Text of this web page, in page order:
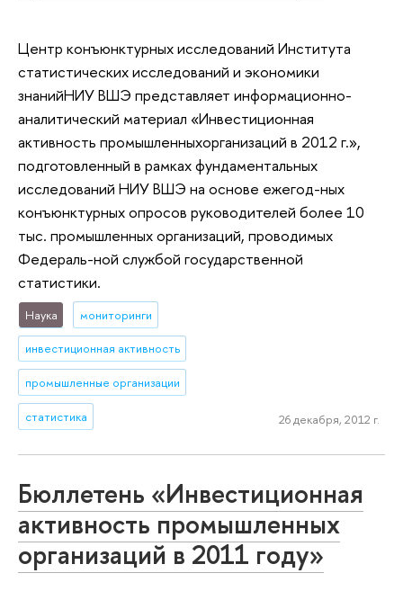
Центр конъюнктурных исследований Института
статистических исследований и экономики
знанийНИУ ВШЭ представляет информационно-
аналитический материал «Инвестиционная
активность промышленныхорганизаций в 2012 г.»,
подготовленный в рамках фундаментальных
исследований НИУ ВШЭ на основе ежегод-ных
конъюнктурных опросов руководителей более 10
тыс. промышленных организаций, проводимых
Федераль-ной службой государственной
статистики.
Наука мониторинги
инвестиционная активность
промышленные организации
статистика 26 декабря, 2012 г.
Бюллетень «Инвестиционная
активность промышленных
организаций в 2011 году»